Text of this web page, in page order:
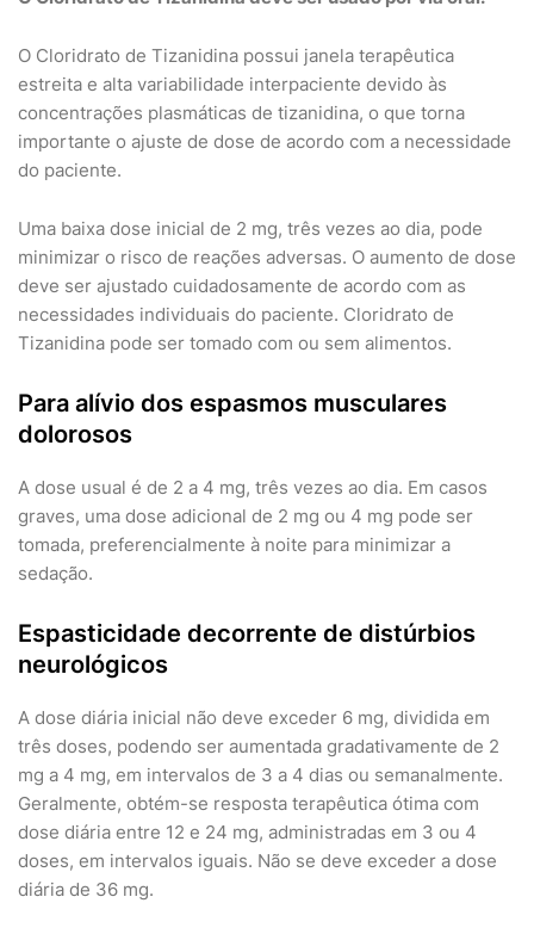
O Cloridrato de Tizanidina possui janela terapêutica
estreita e alta variabilidade interpaciente devido às
concentrações plasmáticas de tizanidina, o que torna
importante o ajuste de dose de acordo com a necessidade
do paciente.
Uma baixa dose inicial de 2 mg, três vezes ao dia, pode
minimizar o risco de reações adversas. O aumento de dose
deve ser ajustado cuidadosamente de acordo com as
necessidades individuais do paciente. Cloridrato de
Tizanidina pode ser tomado com ou sem alimentos.
Para alívio dos espasmos musculares
dolorosos
A dose usual é de 2 a 4 mg, três vezes ao dia. Em casos
graves, uma dose adicional de 2 mg ou 4 mg pode ser
tomada, preferencialmente à noite para minimizar a
sedação.
Espasticidade decorrente de distúrbios
neurológicos
A dose diária inicial não deve exceder 6 mg, dividida em
três doses, podendo ser aumentada gradativamente de 2
mg a 4 mg, em intervalos de 3 a 4 dias ou semanalmente.
Geralmente, obtém-se resposta terapêutica ótima com
dose diária entre 12 e 24 mg, administradas em 3 ou 4
doses, em intervalos iguais. Não se deve exceder a dose
diária de 36 mg.